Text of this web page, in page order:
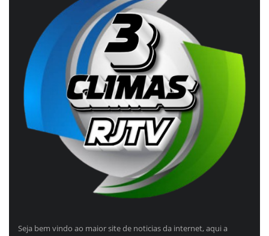
Seja bem vindo ao maior site de noticias da internet, aqui a